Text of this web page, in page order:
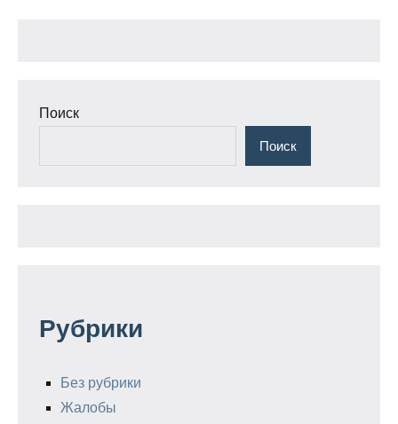
Поиск
Поиск
Рубрики
Без рубрики
Жалобы